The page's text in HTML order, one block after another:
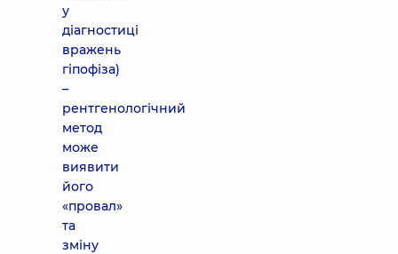
у
діагностиці
вражень
гіпофіза)
–
рентгенологічний
метод
може
виявити
його
«провал»
та
зміну